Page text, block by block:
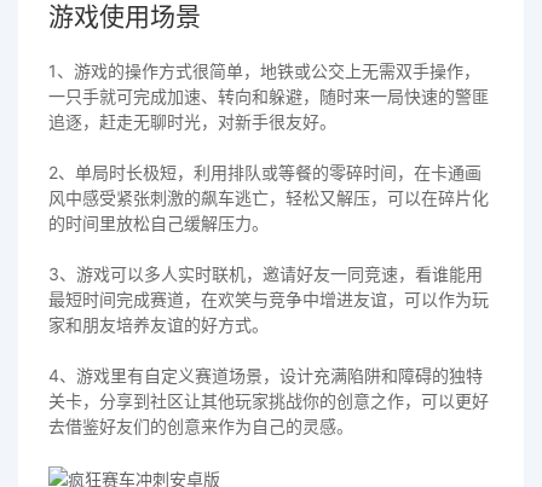
游戏使用场景
1、游戏的操作方式很简单，地铁或公交上无需双手操作，
一只手就可完成加速、转向和躲避，随时来一局快速的警匪
追逐，赶走无聊时光，对新手很友好。
2、单局时长极短，利用排队或等餐的零碎时间，在卡通画
风中感受紧张刺激的飙车逃亡，轻松又解压，可以在碎片化
的时间里放松自己缓解压力。
3、游戏可以多人实时联机，邀请好友一同竞速，看谁能用
最短时间完成赛道，在欢笑与竞争中增进友谊，可以作为玩
家和朋友培养友谊的好方式。
4、游戏里有自定义赛道场景，设计充满陷阱和障碍的独特
关卡，分享到社区让其他玩家挑战你的创意之作，可以更好
去借鉴好友们的创意来作为自己的灵感。